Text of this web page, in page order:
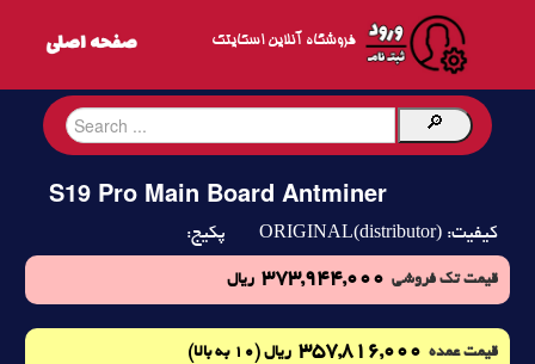
فروشگاه آنلاین اسکایتک
S19 Pro Main Board Antminer
کیفیت: ORIGINAL(distributor) پکیج:
قیمت تک فروشی 373,944,000 ریال
قیمت عمده 357,816,000 ریال (10 به بالا)